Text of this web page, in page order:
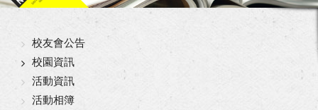
校友會公告
校園資訊
活動資訊
活動相簿